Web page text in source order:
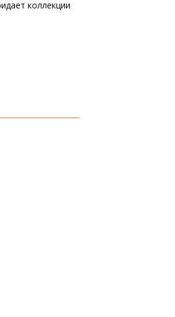
коллекции